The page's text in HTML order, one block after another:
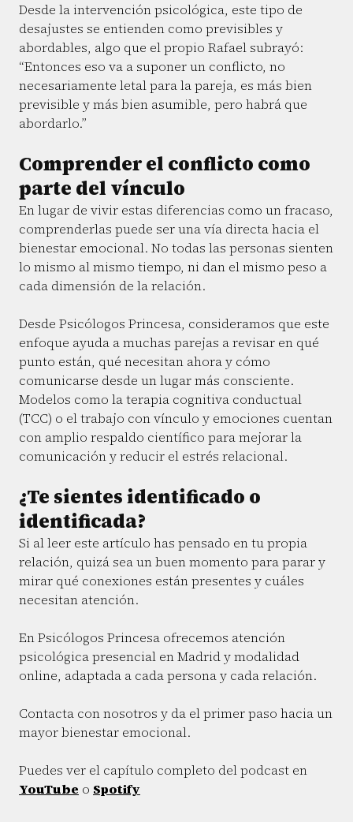
Desde la intervención psicológica, este tipo de
desajustes se entienden como previsibles y
abordables, algo que el propio Rafael subrayó:
“Entonces eso va a suponer un conflicto, no
necesariamente letal para la pareja, es más bien
previsible y más bien asumible, pero habrá que
abordarlo.”
Comprender el conflicto como
parte del vínculo
En lugar de vivir estas diferencias como un fracaso,
comprenderlas puede ser una vía directa hacia el
bienestar emocional. No todas las personas sienten
lo mismo al mismo tiempo, ni dan el mismo peso a
cada dimensión de la relación.
Desde Psicólogos Princesa, consideramos que este
enfoque ayuda a muchas parejas a revisar en qué
punto están, qué necesitan ahora y cómo
comunicarse desde un lugar más consciente.
Modelos como la terapia cognitiva conductual
(TCC) o el trabajo con vínculo y emociones cuentan
con amplio respaldo científico para mejorar la
comunicación y reducir el estrés relacional.
¿Te sientes identificado o
identificada?
Si al leer este artículo has pensado en tu propia
relación, quizá sea un buen momento para parar y
mirar qué conexiones están presentes y cuáles
necesitan atención.
En Psicólogos Princesa ofrecemos atención
psicológica presencial en Madrid y modalidad
online, adaptada a cada persona y cada relación.
Contacta con nosotros y da el primer paso hacia un
mayor bienestar emocional.
Puedes ver el capítulo completo del podcast en
YouTube o Spotify